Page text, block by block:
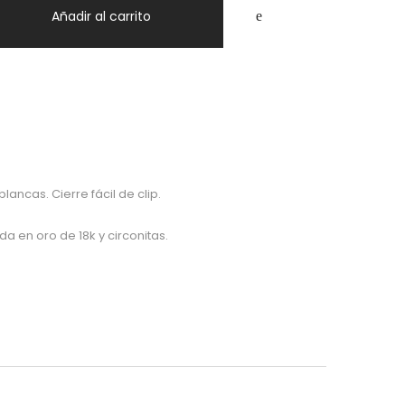
Añadir al carrito
Cierre fácil de clip.
en oro de 18k y circonitas.